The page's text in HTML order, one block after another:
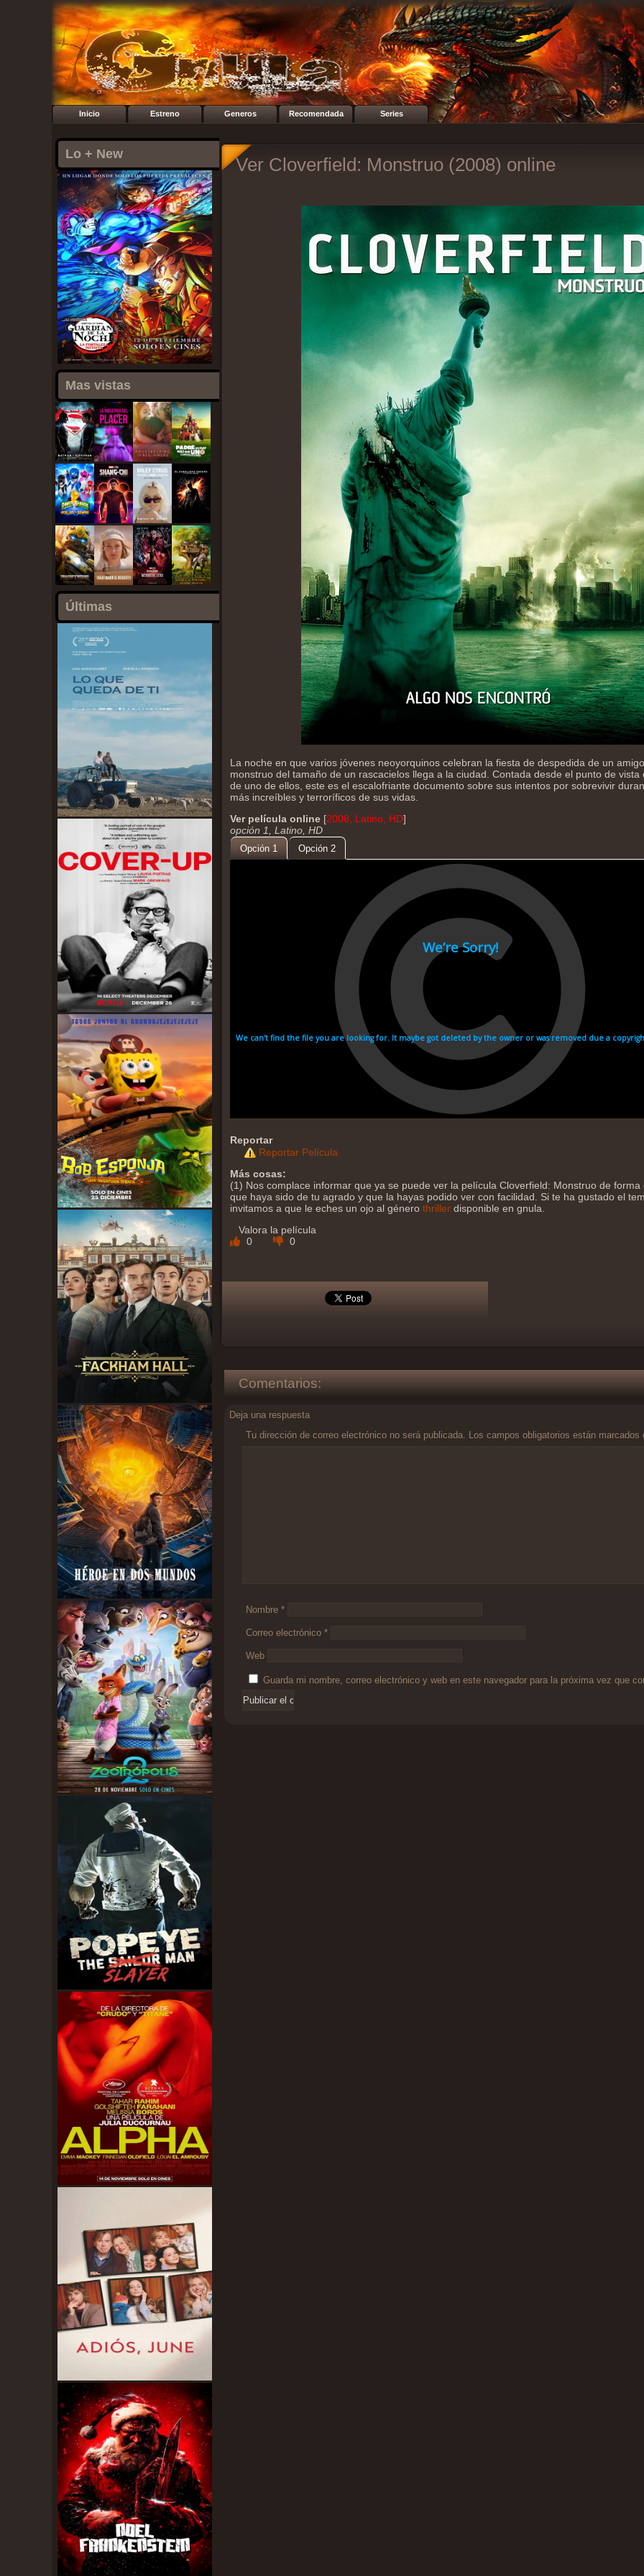
Inicio Estreno Generos Recomendada Series
Lo + New
Mas vistas
Últimas
Ver Cloverfield: Monstruo (2008) online
La noche en que varios jóvenes neoyorquinos celebran la fiesta de despedida de un
monstruo del tamaño de un rascacielos llega a la ciudad. Contada desde el punto de vista
de uno de ellos, este es el escalofriante documento sobre sus intentos por sobrevivir
más increíbles y terroríficos de sus vidas.
Ver película online [2008, Latino, HD]
opción 1, Latino, HD
Opción 1 Opción 2
Reportar
Reportar Película
Más cosas:
(1) Nos complace informar que ya se puede ver la película Cloverfield: Monstruo de
que haya sido de tu agrado y que la hayas podido ver con facilidad. Si te ha gustado el
invitamos a que le eches un ojo al género thriller disponible en gnula.
Valora la película
0
0
Comentarios:
Deja una respuesta
Tu dirección de correo electrónico no será publicada. Los campos obligatorios están marcados
Nombre *
Correo electrónico *
Web
Guarda mi nombre, correo electrónico y web en este navegador para la próxima vez que